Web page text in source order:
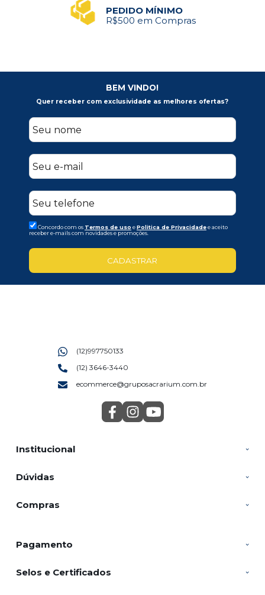
PEDIDO MÍNIMO
R$500 em Compras
BEM VINDO!
Quer receber com exclusividade as melhores ofertas?
Concordo com os Termos de uso ePolitica de Privacidadee aceito
receber e-mails com novidades e promoções.
CADASTRAR
Institucional
Dúvidas
Compras
(12)997750133
(12) 3646-3440
ecommerce@gruposacrarium.com.br
Pagamento
Selos e Certificados